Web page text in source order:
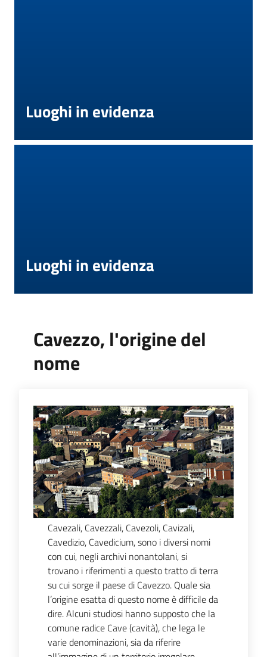
Luoghi in evidenza
Luoghi in evidenza
Cavezzo, l'origine del
nome
Cavezali, Cavezzali, Cavezoli, Cavizali,
Cavedizio, Cavedicium, sono i diversi nomi
con cui, negli archivi nonantolani, si
trovano i riferimenti a questo tratto di terra
su cui sorge il paese di Cavezzo. Quale sia
l’origine esatta di questo nome è difficile da
dire. Alcuni studiosi hanno supposto che la
comune radice Cave (cavità), che lega le
varie denominazioni, sia da riferire